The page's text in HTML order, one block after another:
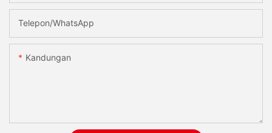
Telepon/WhatsApp
Kandungan